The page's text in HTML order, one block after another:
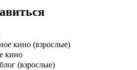
кино (взрослые)
кино
(взрослые)